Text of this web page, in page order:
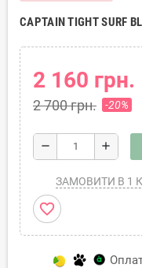
CAPTAIN TIGHT SURF
2 160 грн.
2 700 грн. -20%
remove add
ЗАМОВИТИ В 1
favorite_border